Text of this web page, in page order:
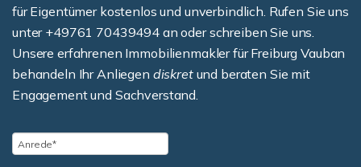
für Eigentümer kostenlos und unverbindlich. Rufen Sie uns
unter +49761 70439494 an oder schreiben Sie uns.
Unsere erfahrenen Immobilienmakler für Freiburg Vauban
behandeln Ihr Anliegen diskretund beraten Sie mit
Engagement und Sachverstand.